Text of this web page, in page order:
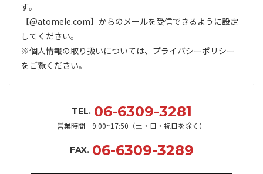
す。
【@atomele.com】からのメールを受信できるように設定
してください。
※個人情報の取り扱いについては、 プライバシーポリシー
をご覧ください。
TEL. 06-6309-3281
営業時間 9:00~17:50（土・日・祝日を除く）
FAX. 06-6309-3289